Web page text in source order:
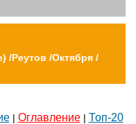
/Реутов /Октября /
| Оглавление| Топ-20